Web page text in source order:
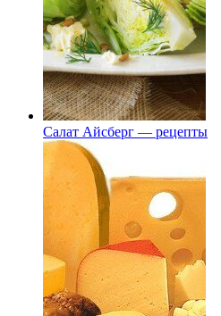
Салат Айсберг — рецепты